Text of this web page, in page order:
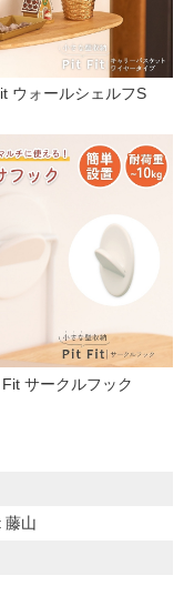
ウォールシェルフS
Fit サークルフック
藤山